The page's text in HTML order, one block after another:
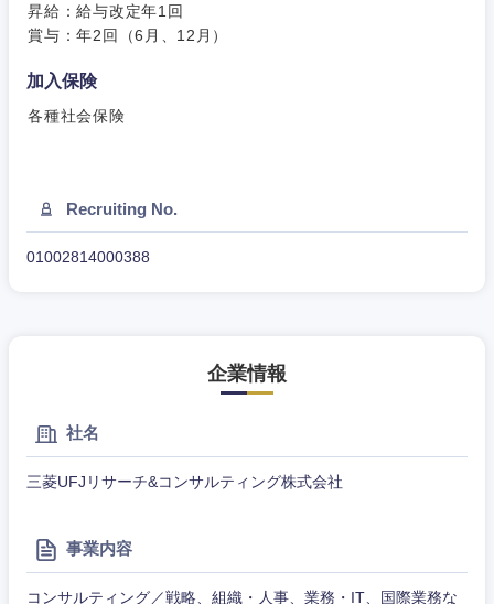
昇給：給与改定年1回
賞与：年2回（6月、12月）
加入保険
各種社会保険
Recruiting No.
01002814000388
企業情報
社名
三菱UFJリサーチ&コンサルティング株式会社
事業内容
コンサルティング／戦略、組織・人事、業務・IT、国際業務な